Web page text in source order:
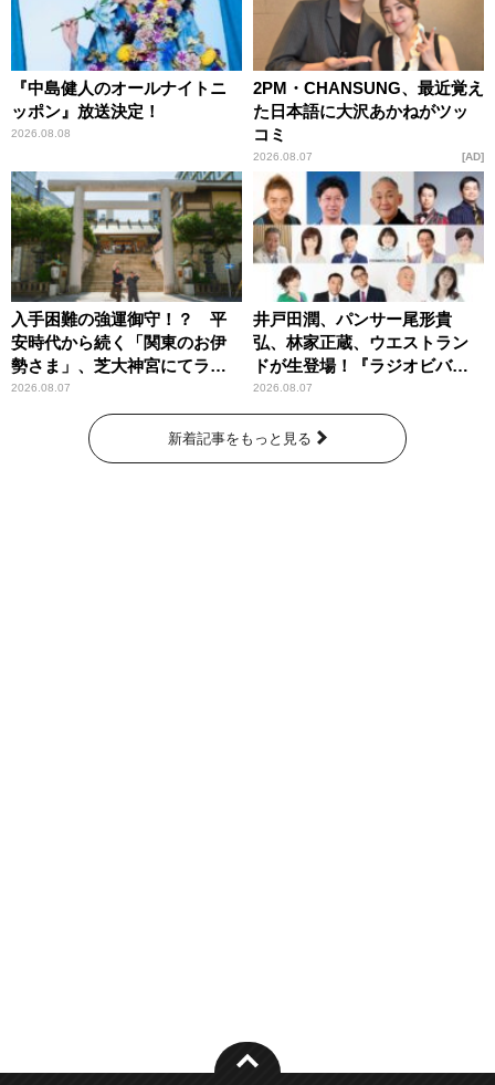
『中島健人のオールナイトニ
ッポン』放送決定！
2026.08.08
2PM・CHANSUNG、最近覚え
た日本語に大沢あかねがツッ
コミ
2026.08.07 AD
入手困難の強運御守！？ 平
安時代から続く「関東のお伊
勢さま」、芝大神宮にてラン
パンプスが合格祈願！
2026.08.07
井戸田潤、パンサー尾形貴
弘、林家正蔵、ウエストラン
ドが生登場！『ラジオビバリ
ー昼ズ』
2026.08.07
新着記事をもっと見る